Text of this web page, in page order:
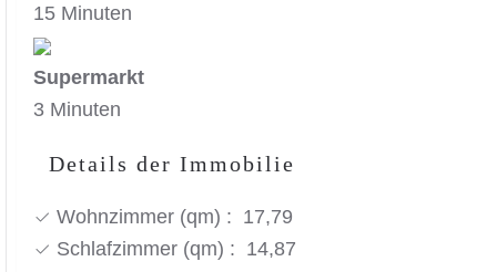
15 Minuten
Supermarkt
3 Minuten
Details der Immobilie
Wohnzimmer (qm) : 17,79
Schlafzimmer (qm) : 14,87